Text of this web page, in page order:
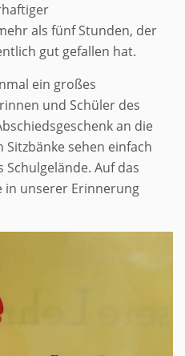
als fünf Stunden, der
gut gefallen hat.
ein großes
und Schüler des
an die
sehen einfach
Auf das
in unserer Erinnerung